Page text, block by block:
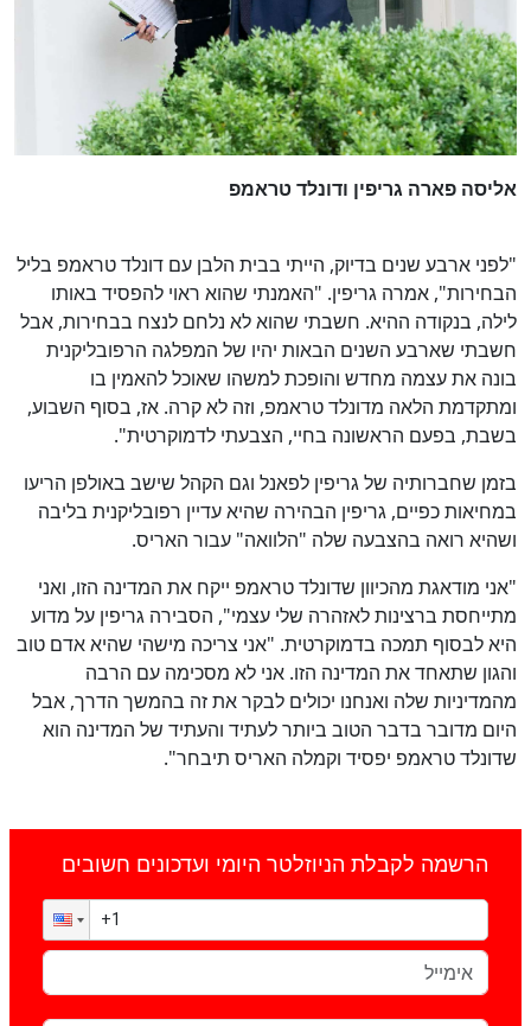
אליסה פארה גריפין ודונלד טראמפ
"לפני ארבע שנים בדיוק, הייתי בבית הלבן עם דונלד טראמפ בליל
הבחירות", אמרה גריפין. "האמנתי שהוא ראוי להפסיד באותו
לילה, בנקודה ההיא. חשבתי שהוא לא נלחם לנצח בבחירות, אבל
חשבתי שארבע השנים הבאות יהיו של המפלגה הרפובליקנית
בונה את עצמה מחדש והופכת למשהו שאוכל להאמין בו
ומתקדמת הלאה מדונלד טראמפ, וזה לא קרה. אז, בסוף השבוע,
בשבת, בפעם הראשונה בחיי, הצבעתי לדמוקרטית".
בזמן שחברותיה של גריפין לפאנל וגם הקהל שישב באולפן הריעו
במחיאות כפיים, גריפין הבהירה שהיא עדיין רפובליקנית בליבה
ושהיא רואה בהצבעה שלה "הלוואה" עבור האריס.
"אני מודאגת מהכיוון שדונלד טראמפ ייקח את המדינה הזו, ואני
מתייחסת ברצינות לאזהרה שלי עצמי", הסבירה גריפין על מדוע
היא לבסוף תמכה בדמוקרטית. "אני צריכה מישהי שהיא אדם טוב
והגון שתאחד את המדינה הזו. אני לא מסכימה עם הרבה
מהמדיניות שלה ואנחנו יכולים לבקר את זה בהמשך הדרך, אבל
היום מדובר בדבר הטוב ביותר לעתיד והעתיד של המדינה הוא
שדונלד טראמפ יפסיד וקמלה האריס תיבחר".
הרשמה לקבלת הניוזלטר היומי ועדכונים חשובים